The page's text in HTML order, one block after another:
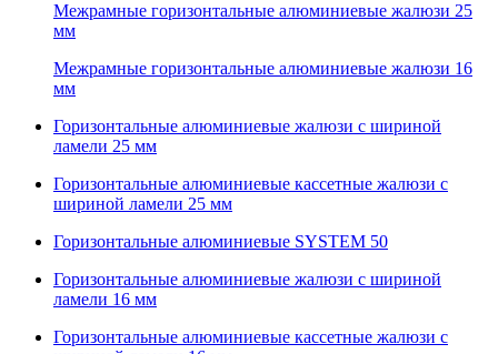
Межрамные горизонтальные алюминиевые жалюзи 25
мм
Межрамные горизонтальные алюминиевые жалюзи 16
мм
Горизонтальные алюминиевые жалюзи с шириной
ламели 25 мм
Горизонтальные алюминиевые кассетные жалюзи с
шириной ламели 25 мм
Горизонтальные алюминиевые SYSTEM 50
Горизонтальные алюминиевые жалюзи с шириной
ламели 16 мм
Горизонтальные алюминиевые кассетные жалюзи с